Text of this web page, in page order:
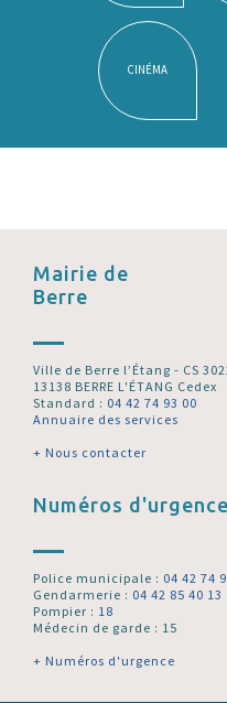
CINÉMA
Mairie de
Berre
Ville de Berre l’Étang - CS
13138 BERRE L'ÉTANG Cedex
Standard : 04 42 74 93 00
Annuaire des services
+ Nous contacter
Numéros d'urgence
Police municipale : 04 42 74
Gendarmerie : 04 42 85 40 13
Pompier : 18
Médecin de garde : 15
+ Numéros d'urgence